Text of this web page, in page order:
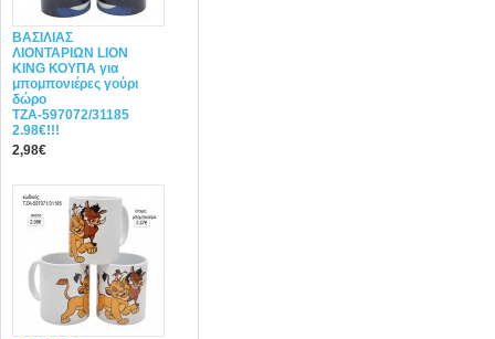
ΒΑΣΙΛΙΑΣ
ΛΙΟΝΤΑΡΙΩΝ LION
KING ΚΟΥΠΑ για
μπομπονιέρες γούρι
δώρο
ΤΖΑ-597072/31185
2.98€!!!
2,98€